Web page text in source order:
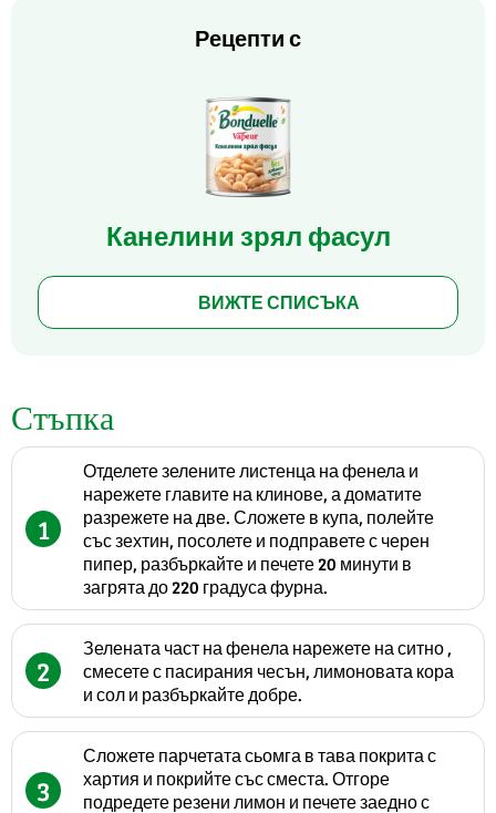
Рецепти с
Канелини зрял фасул
ВИЖТЕ СПИСЪКА
Стъпка
1
Отделете зелените листенца на фенела и
нарежете главите на клинове, а доматите
разрежете на две. Сложете в купа, полейте
със зехтин, посолете и подправете с черен
пипер, разбъркайте и печете 20 минути в
загрята до 220 градуса фурна.
2
Зелената част на фенела нарежете на ситно ,
смесете с пасирания чесън, лимоновата кора
и сол и разбъркайте добре.
3
Сложете парчетата сьомга в тава покрита с
хартия и покрийте със сместа. Отгоре
подредете резени лимон и печете заедно с